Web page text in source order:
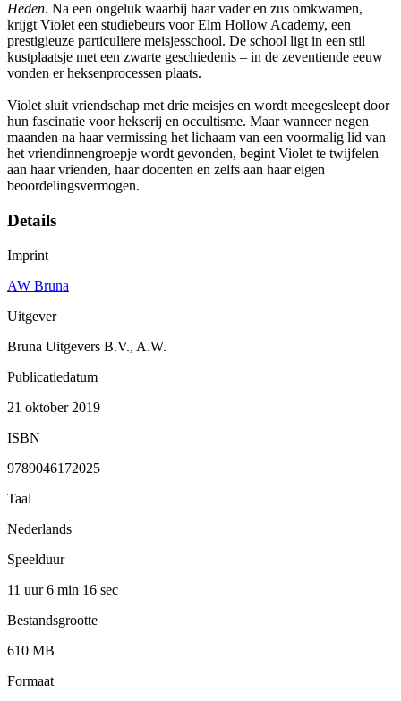
Heden. Na een ongeluk waarbij haar vader en zus omkwamen,
krijgt Violet een studiebeurs voor Elm Hollow Academy, een
prestigieuze particuliere meisjesschool. De school ligt in een stil
kustplaatsje met een zwarte geschiedenis – in de zeventiende eeuw
vonden er heksenprocessen plaats.
Violet sluit vriendschap met drie meisjes en wordt meegesleept door
hun fascinatie voor hekserij en occultisme. Maar wanneer negen
maanden na haar vermissing het lichaam van een voormalig lid van
het vriendinnengroepje wordt gevonden, begint Violet te twijfelen
aan haar vrienden, haar docenten en zelfs aan haar eigen
beoordelingsvermogen.
Details
Imprint
AW Bruna
Uitgever
Bruna Uitgevers B.V., A.W.
Publicatiedatum
21 oktober 2019
ISBN
9789046172025
Taal
Nederlands
Speelduur
11 uur 6 min 16 sec
Bestandsgrootte
610 MB
Formaat